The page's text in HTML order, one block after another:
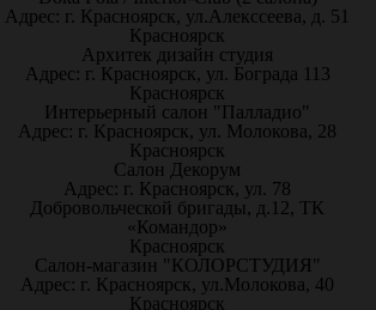
Адрес: г. Красноярск, ул.Алекссеева, д. 51
Красноярск
Архитек дизайн студия
Адрес: г. Красноярск, ул. Бограда 113
Красноярск
Интерьерный салон "Палладио"
Адрес: г. Красноярск, ул. Молокова, 28
Красноярск
Салон Декорум
Адрес: г. Красноярск, ул. 78
Добровольческой бригады, д.12, ТК
«Командор»
Красноярск
Салон-магазин "КОЛОРСТУДИЯ"
Адрес: г. Красноярск, ул.Молокова, 40
Красноярск